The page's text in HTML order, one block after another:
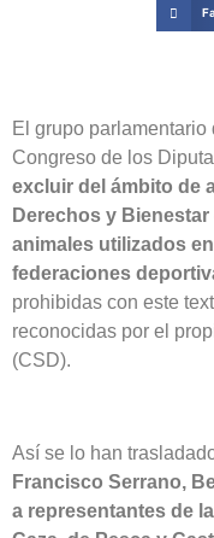
El grupo parlamentario
Congreso de los
excluir del ámbito de
Derechos y
animales utilizados
federaciones
prohibidas con este
reconocidas por el
(CSD).
Así se lo han
Francisco Serrano,
a representantes de